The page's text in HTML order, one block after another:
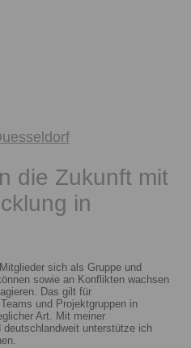
die Zukunft mit
in
sich als Gruppe und
sowie an Konflikten wachsen
Das gilt für
und Projektgruppen in
Art. Mit meiner
unterstütze ich